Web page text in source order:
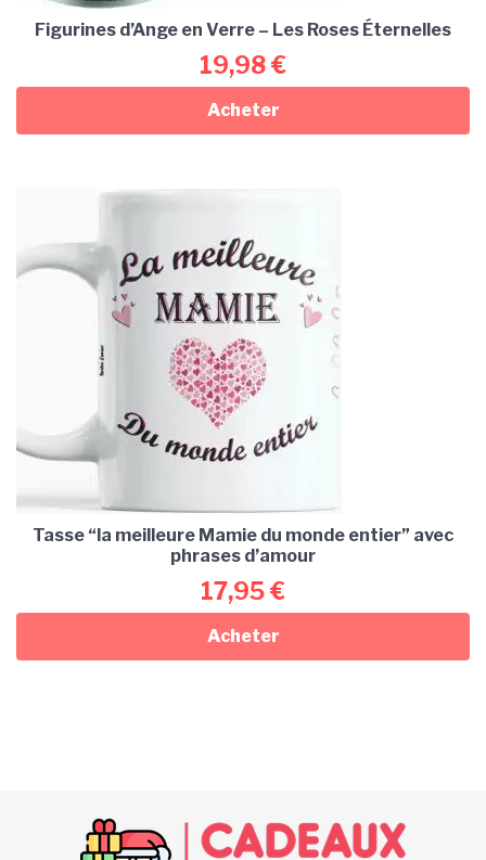
Figurines d’Ange en Verre – Les Roses Éternelles
19,98€
Acheter
Tasse “la meilleure Mamie du monde entier” avec
phrases d’amour
17,95€
Acheter